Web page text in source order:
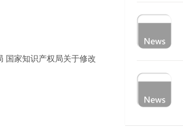
国家知识产权局关于修改